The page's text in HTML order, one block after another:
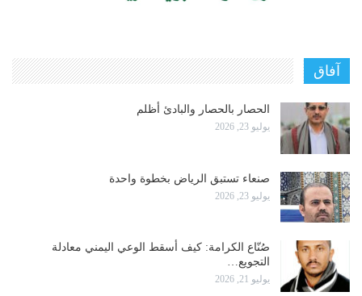
آفاق
الحصار بالحصار والبادئ أظلم
يوليو 23, 2026
صنعاء تستبق الرياض بخطوة واحدة
يوليو 23, 2026
صُنّاع الكرامة: كيف أسقط الوعي اليمني معادلة
التجويع…
يوليو 21, 2026